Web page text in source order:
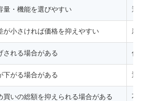
量・機能を選びやすい 通
が小さければ価格を抑えやすい 新
される場合がある 傷
下がる場合がある 返
買いの総額を抑えられる場合がある 不